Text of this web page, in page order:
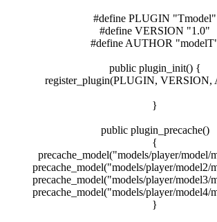
#define PLUGIN "Tmodel"
#define VERSION "1.0"
#define AUTHOR
public plugin_init() {
register_plugin(PLUGIN, VERSION,
}
public plugin_precache()
{
precache_model("models/player/model/
precache_model("models/player/model2/
precache_model("models/player/model3/
precache_model("models/player/model4/
}